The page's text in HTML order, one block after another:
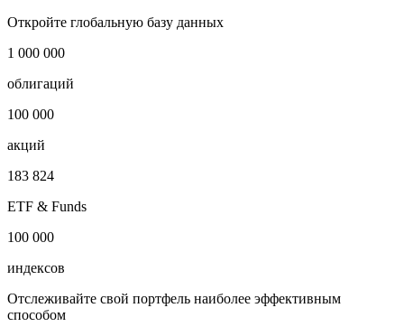
Откройте глобальную базу данных
1 000 000
облигаций
100 000
акций
183 824
ETF & Funds
100 000
индексов
Отслеживайте свой портфель наиболее эффективным
способом